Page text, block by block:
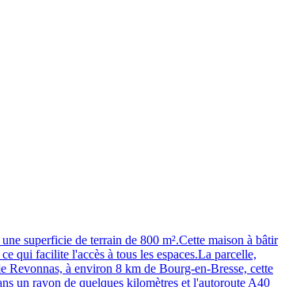
superficie de terrain de 800 m².Cette maison à bâtir
qui facilite l'accès à tous les espaces.La parcelle,
à environ 8 km de Bourg-en-Bresse, cette
un rayon de quelques kilomètres et l'autoroute A40